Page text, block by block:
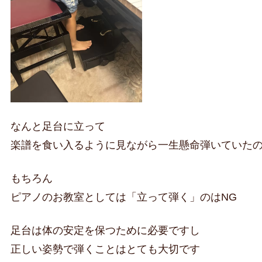
なんと足台に立って
楽譜を食い入るように見ながら一生懸命弾いていた
もちろん
ピアノのお教室としては「立って弾く」のはNG
足台は体の安定を保つために必要ですし
正しい姿勢で弾くことはとても大切です